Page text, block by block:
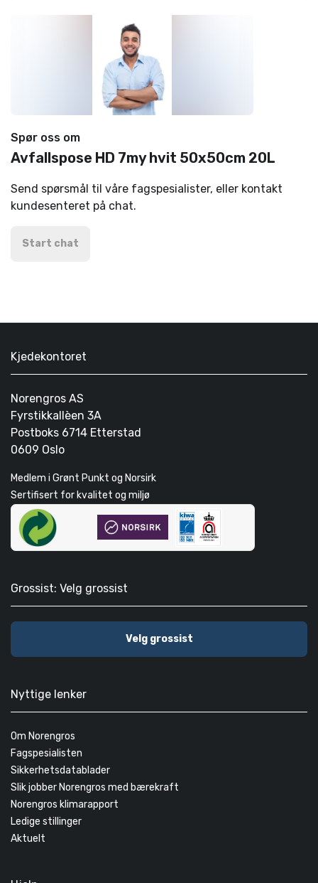
Spør oss om
Avfallspose HD 7my hvit 50x50cm 20L
Send spørsmål til våre fagspesialister, eller kontakt
kundesenteret på chat.
Start chat
Kjedekontoret
Norengros AS
Fyrstikkallèen 3A
Postboks 6714 Etterstad
0609 Oslo
Medlem i Grønt Punkt og Norsirk
Sertifisert for kvalitet og miljø
Grossist: Velg grossist
Velg grossist
Nyttige lenker
Om Norengros
Fagspesialisten
Sikkerhetsdatablader
Slik jobber Norengros med bærekraft
Norengros klimarapport
Ledige stillinger
Aktuelt